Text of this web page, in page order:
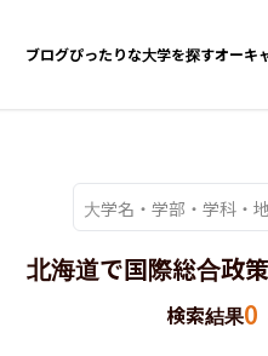
ブログぴったりな大学を探すオーキ
北海道で国際総合政
検索結果0